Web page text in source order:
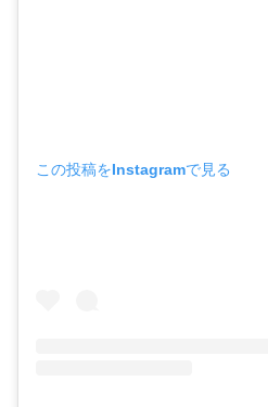
この投稿をInstagramで見る